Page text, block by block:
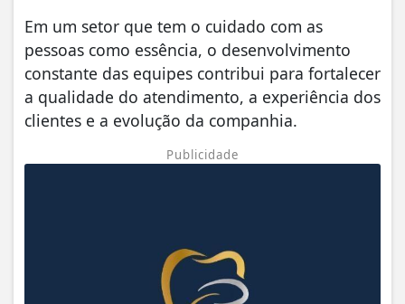
Em um setor que tem o cuidado com as
pessoas como essência, o desenvolvimento
constante das equipes contribui para fortalecer
a qualidade do atendimento, a experiência dos
clientes e a evolução da companhia.
Publicidade